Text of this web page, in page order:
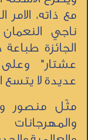
مع ذاته،
الجائزة
عشتار" وعلى
عديدة لا يتسع
مثّل منصور